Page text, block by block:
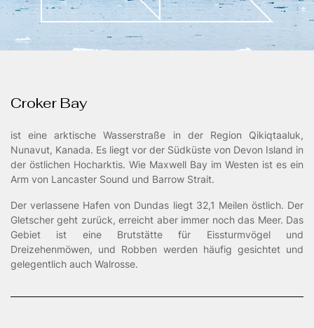
Landschaftsfotografie
Croker Bay
ist eine arktische Wasserstraße in der Region Qikiqtaaluk,
Nunavut, Kanada. Es liegt vor der Südküste von Devon Island in
der östlichen Hocharktis. Wie Maxwell Bay im Westen ist es ein
Arm von Lancaster Sound und Barrow Strait.
Der verlassene Hafen von Dundas liegt 32,1 Meilen östlich. Der
Gletscher geht zurück, erreicht aber immer noch das Meer. Das
Gebiet ist eine Brutstätte für Eissturmvögel und
Dreizehenmöwen, und Robben werden häufig gesichtet und
gelegentlich auch Walrosse.